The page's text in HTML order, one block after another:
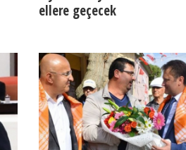
ellere geçecek